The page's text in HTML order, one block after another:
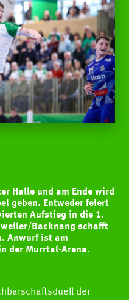
Halle und am Ende wird
geben. Entweder feiert
Aufstieg in die 1.
Backnang schafft
Anwurf ist am
der Murrtal-Arena.
der